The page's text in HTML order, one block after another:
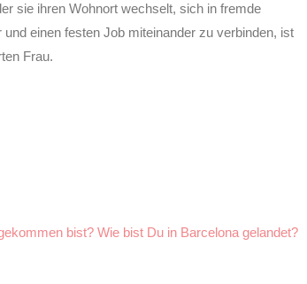
sie ihren Wohnort wechselt, sich in fremde
einen festen Job miteinander zu verbinden, ist
Frau.
bist? Wie bist Du in Barcelona gelandet?